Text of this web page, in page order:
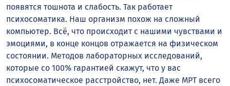
появятся тошнота и слабость. Так работает
психосоматика. Наш организм похож на сложный
компьютер. Всё, что происходит с нашими чувствами и
эмоциями, в конце концов отражается на физическом
состоянии. Методов лабораторных исследований,
которые со 100% гарантией скажут, что у вас
психосоматическое расстройство, нет. Даже МРТ всего